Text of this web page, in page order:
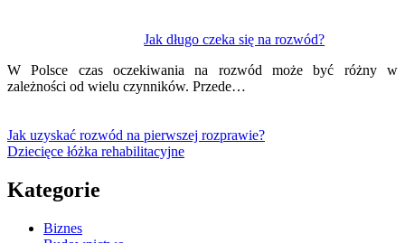
Jak długo czeka się na rozwód?
W Polsce czas oczekiwania na rozwód może być różny w
zależności od wielu czynników. Przede…
Jak uzyskać rozwód na pierwszej rozprawie?
Dziecięce łóżka rehabilitacyjne
Kategorie
Biznes